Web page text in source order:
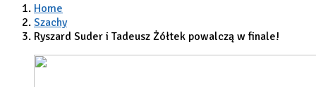
Home
Szachy
Ryszard Suder i Tadeusz Żółtek powalczą w finale!